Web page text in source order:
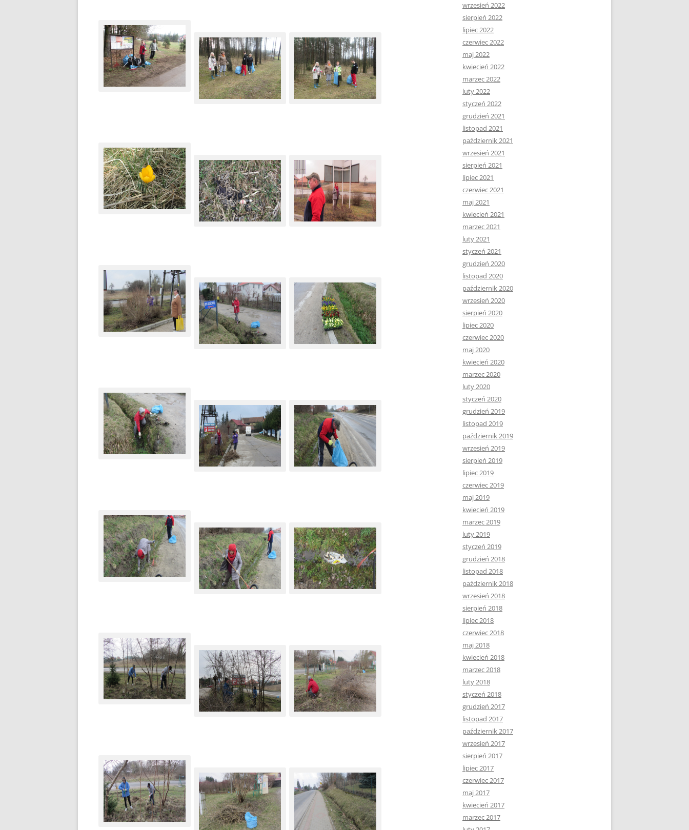
wrzesień 2022
sierpień 2022
lipiec 2022
czerwiec 2022
maj 2022
kwiecień 2022
marzec 2022
luty 2022
styczeń 2022
grudzień 2021
listopad 2021
październik 2021
wrzesień 2021
sierpień 2021
lipiec 2021
czerwiec 2021
maj 2021
kwiecień 2021
marzec 2021
luty 2021
styczeń 2021
grudzień 2020
listopad 2020
październik 2020
wrzesień 2020
sierpień 2020
lipiec 2020
czerwiec 2020
maj 2020
kwiecień 2020
marzec 2020
luty 2020
styczeń 2020
grudzień 2019
listopad 2019
październik 2019
wrzesień 2019
sierpień 2019
lipiec 2019
czerwiec 2019
maj 2019
kwiecień 2019
marzec 2019
luty 2019
styczeń 2019
grudzień 2018
listopad 2018
październik 2018
wrzesień 2018
sierpień 2018
lipiec 2018
czerwiec 2018
maj 2018
kwiecień 2018
marzec 2018
luty 2018
styczeń 2018
grudzień 2017
listopad 2017
październik 2017
wrzesień 2017
sierpień 2017
lipiec 2017
czerwiec 2017
maj 2017
kwiecień 2017
marzec 2017